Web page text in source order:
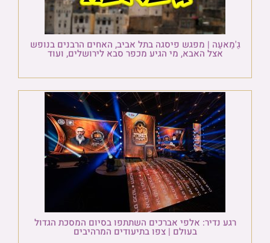
גַ'מַאעַה | מפגש פיסגה בתל אביב, האחים הרבנים בנופש
אצל האבא, מי הגיע מכפר סבא לירושלים, ועוד
רגע נדיר: אלפי אברכים השתתפו בסיום המסכת הגדול
בעולם | צפו בתיעודים המרהיבים